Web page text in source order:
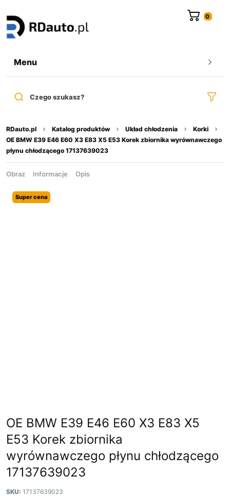
Menu
Czego szukasz?
RDauto.pl Katalog produktów Układ chłodzenia
Korki
OE BMW E39 E46 E60 X3 E83 X5 E53 Korek zbiornika wyrównawczego
płynu chłodzącego 17137639023
Obraz Informacje Opis
Super cena
OE BMW E39 E46 E60 X3 E83 X5
E53 Korek zbiornika
wyrównawczego płynu chłodzącego
17137639023
SKU: 17137639023